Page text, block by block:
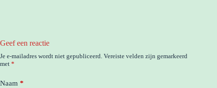
Geef een reactie
Je e-mailadres wordt niet gepubliceerd. Vereiste velden zijn gemarkeerd
met *
Naam *